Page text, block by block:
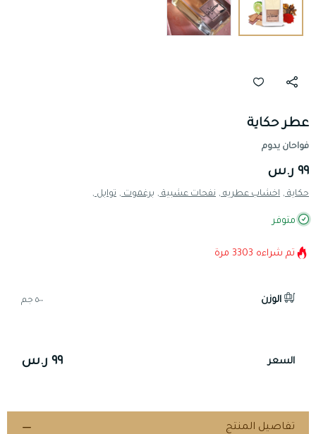
عطر حكاية
فواحان يدوم
٩٩ ر.س
حكاية , اخشاب عطريه , نفحات عشبية , برغموت , توابل ,
متوفر
تم شراءه 3303 مرة
الوزن ٥٠٠ جم
السعر ٩٩ ر.س
تفاصيل المنتج